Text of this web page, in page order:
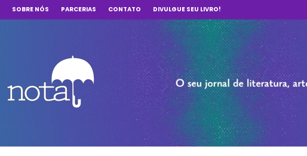
SOBRE NÓS PARCERIAS CONTATO DIVULGUE SEU LIVRO!